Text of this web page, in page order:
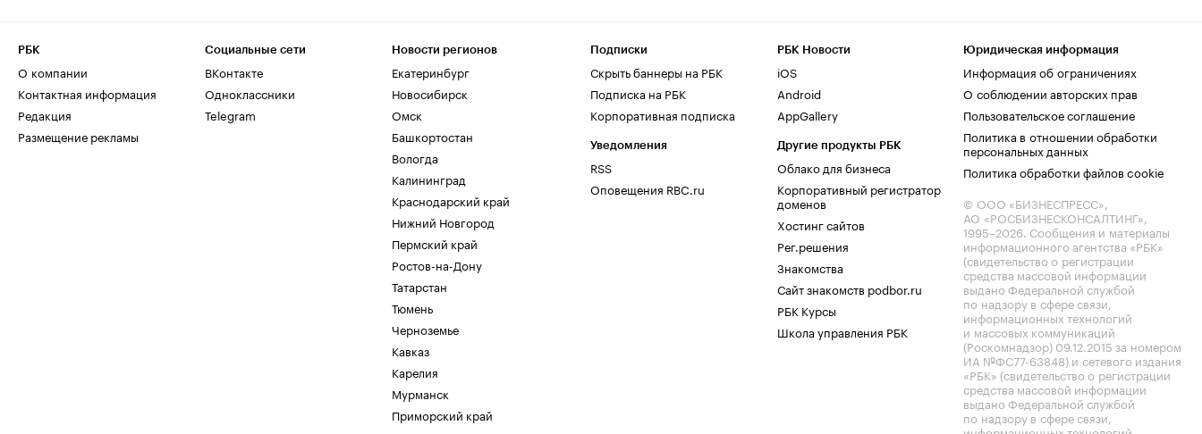
РБК
О компании
Контактная информация
Редакция
Размещение рекламы
Социальные сети
ВКонтакте
Одноклассники
Telegram
Новости регионов
Екатеринбург
Новосибирск
Омск
Башкортостан
Вологда
Калининград
Краснодарский край
Нижний Новгород
Пермский край
Ростов-на-Дону
Татарстан
Тюмень
Черноземье
Кавказ
Карелия
Мурманск
Приморский край
Подписки
Скрыть баннеры на РБК
Подписка на РБК
Корпоративная подписка
Уведомления
RSS
Оповещения RBC.ru
РБК Новости
iOS
Android
AppGallery
Другие продукты РБК
Облако для бизнеса
Корпоративный регистратор
доменов
Хостинг сайтов
Рег.решения
Знакомства
Сайт знакомств podbor.ru
РБК Курсы
Школа управления РБК
Юридическая информация
Информация об ограничениях
О соблюдении авторских прав
Пользовательское соглашение
Политика в отношении обработки
персональных данных
Политика обработки файлов cookie
© ООО «БИЗНЕСПРЕСС»,
АО «РОСБИЗНЕСКОНСАЛТИНГ»,
1995–2026. Сообщения и материалы
информационного агентства «РБК»
(свидетельство о регистрации
средства массовой информации
выдано Федеральной службой
по надзору в сфере связи,
информационных технологий
и массовых коммуникаций
(Роскомнадзор) 09.12.2015 за номером
ИА №ФС77-63848) и сетевого издания
«РБК» (свидетельство о регистрации
средства массовой информации
выдано Федеральной службой
по надзору в сфере связи,